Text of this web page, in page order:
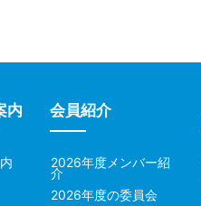
内 会員紹介
2026年度メンバー紹
介
2026年度の委員会